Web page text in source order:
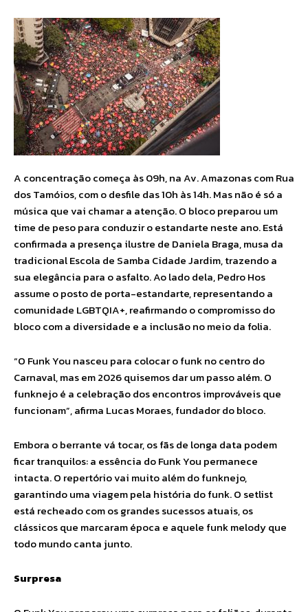
A concentração começa às 09h, na Av. Amazonas com Rua
dos Tamóios, com o desfile das 10h às 14h. Mas não é só a
música que vai chamar a atenção. O bloco preparou um
time de peso para conduzir o estandarte neste ano. Está
confirmada a presença ilustre de Daniela Braga, musa da
tradicional Escola de Samba Cidade Jardim, trazendo a
sua elegância para o asfalto. Ao lado dela, Pedro Hos
assume o posto de porta-estandarte, representando a
comunidade LGBTQIA+, reafirmando o compromisso do
bloco com a diversidade e a inclusão no meio da folia.
“O Funk You nasceu para colocar o funk no centro do
Carnaval, mas em 2026 quisemos dar um passo além. O
funknejo é a celebração dos encontros improváveis que
funcionam”, afirma Lucas Moraes, fundador do bloco.
Embora o berrante vá tocar, os fãs de longa data podem
ficar tranquilos: a essência do Funk You permanece
intacta. O repertório vai muito além do funknejo,
garantindo uma viagem pela história do funk. O setlist
está recheado com os grandes sucessos atuais, os
clássicos que marcaram época e aquele funk melody que
todo mundo canta junto.
Surpresa